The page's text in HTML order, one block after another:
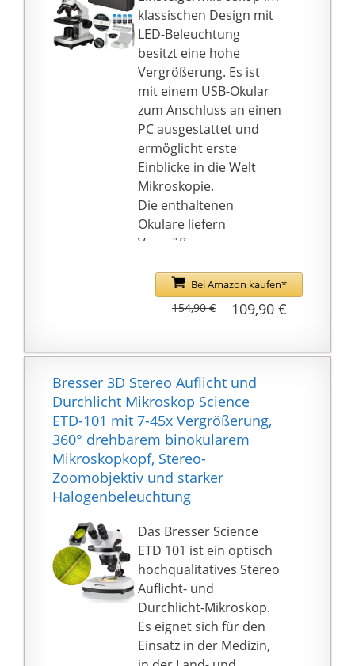
leere Objektträger und
Deckgläser; 5
Dauerpräparate;
Batterien (3 Stück AA);
Staubschutzhülle und
Transportkoffer
den Netzstecker (im
Lieferumfang
enthalten)
Lieferumfang:
Mikroskop, 1 Paar
Okulare, 4 Objektive:
4x/0.1, 10x/0.25,
40x/0.65, 100x/1.25,
Immersions-Öl,
Kamera, USB-Kabel,
Software-Download, 25
Dauerpräparate, 50
Objektträger, 100
klassischen Design mit
LED-Beleuchtung
besitzt eine hohe
Vergrößerung. Es ist
mit einem USB-Okular
zum Anschluss an einen
PC ausgestattet und
ermöglicht erste
Einblicke in die Welt
Mikroskopie.
Die enthaltenen
Okulare liefern
Vergrößerungen von
monokulare Aufsatz
ermöglicht den
Anschluss einer USB-
Betrachtung und
Bearbeitung am
Computer.
Die helle LED-
Beleuchtung mit Auf-
und Durchlicht sorgt
für eine optimale
Objektausleuchtung
und mit dem
umfangreichen
Zubehör mit vielen
Proben können Sie
direkt loslegen.
Abmessungen:
153x267x100 mm /
Gewicht: 2,7 kg; Das
Gerät wird über den
Bei Amazon kaufen*
109,90 €
154,90 €
Bresser 3D Stereo Auflicht und
Durchlicht Mikroskop Science
ETD-101 mit 7-45x Vergrößerung,
360° drehbarem binokularem
Mikroskopkopf, Stereo-
Zoomobjektiv und starker
Halogenbeleuchtung
Das Bresser Science
ETD 101 ist ein optisch
hochqualitatives Stereo
Auflicht- und
Durchlicht-Mikroskop.
Es eignet sich für den
Einsatz in der Medizin,